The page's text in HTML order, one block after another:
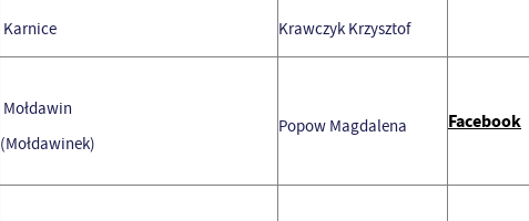
Karnice Krawczyk Krzysztof
Mołdawin
(Mołdawinek)
Popow Magdalena Facebook